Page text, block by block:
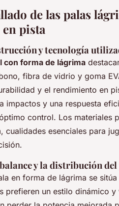
de las palas
pista
y tecnología
con forma de lágrima
fibra de vidrio y goma
y el rendimiento en
impactos y una respuesta
control. Los
cualidades esenciales para
y la distribución del
en forma de lágrima se
prefieren un estilo dinámico